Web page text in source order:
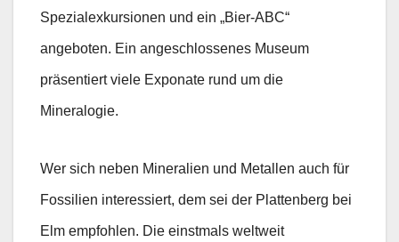
Spezialexkursionen und ein „Bier-ABC“
angeboten. Ein angeschlossenes Museum
präsentiert viele Exponate rund um die
Mineralogie.
Wer sich neben Mineralien und Metallen auch für
Fossilien interessiert, dem sei der Plattenberg bei
Elm empfohlen. Die einstmals weltweit